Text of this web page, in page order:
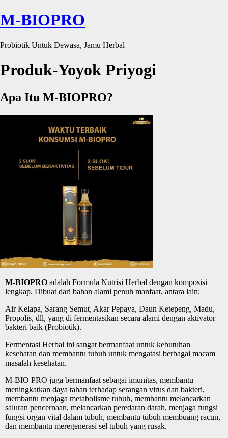
M-BIOPRO
Probiotik Untuk Dewasa, Jamu Herbal
Produk-Yoyok Priyogi
Apa Itu M-BIOPRO?
M-BIOPRO adalah Formula Nutrisi Herbal dengan komposisi
lengkap. Dibuat dari bahan alami penuh manfaat, antara lain:
Air Kelapa, Sarang Semut, Akar Pepaya, Daun Ketepeng, Madu,
Propolis, dll, yang di fermentasikan secara alami dengan aktivator
bakteri baik (Probiotik).
Fermentasi Herbal ini sangat bermanfaat untuk kebutuhan
kesehatan dan membantu tubuh untuk mengatasi berbagai macam
masalah kesehatan.
M-BIO PRO juga bermanfaat sebagai imunitas, membantu
meningkatkan daya tahan terhadap serangan virus dan bakteri,
membantu menjaga metabolisme tubuh, membantu melancarkan
saluran pencernaan, melancarkan peredaran darah, menjaga fungsi
fungsi organ vital dalam tubuh, membantu tubuh membuang racun,
dan membantu meregenerasi sel tubuh yang rusak.